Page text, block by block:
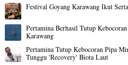
Festival Goyang Karawang Ikut
Pertamina Berhasil Tutup
Karawang
Pertamina Tutup Kebocoran Pipa
Tunggu 'Recovery' Biota Laut